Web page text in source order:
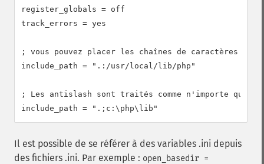
register_globals = off
track_errors = yes
; vous pouvez placer les chaînes de caractères
include_path = ".:/usr/local/lib/php"
; Les antislash sont traités comme n'importe quel
include_path = ".;c:\php\lib"
Il est possible de se référer à des variables .ini depuis
des fichiers .ini. Par exemple : open_basedir =